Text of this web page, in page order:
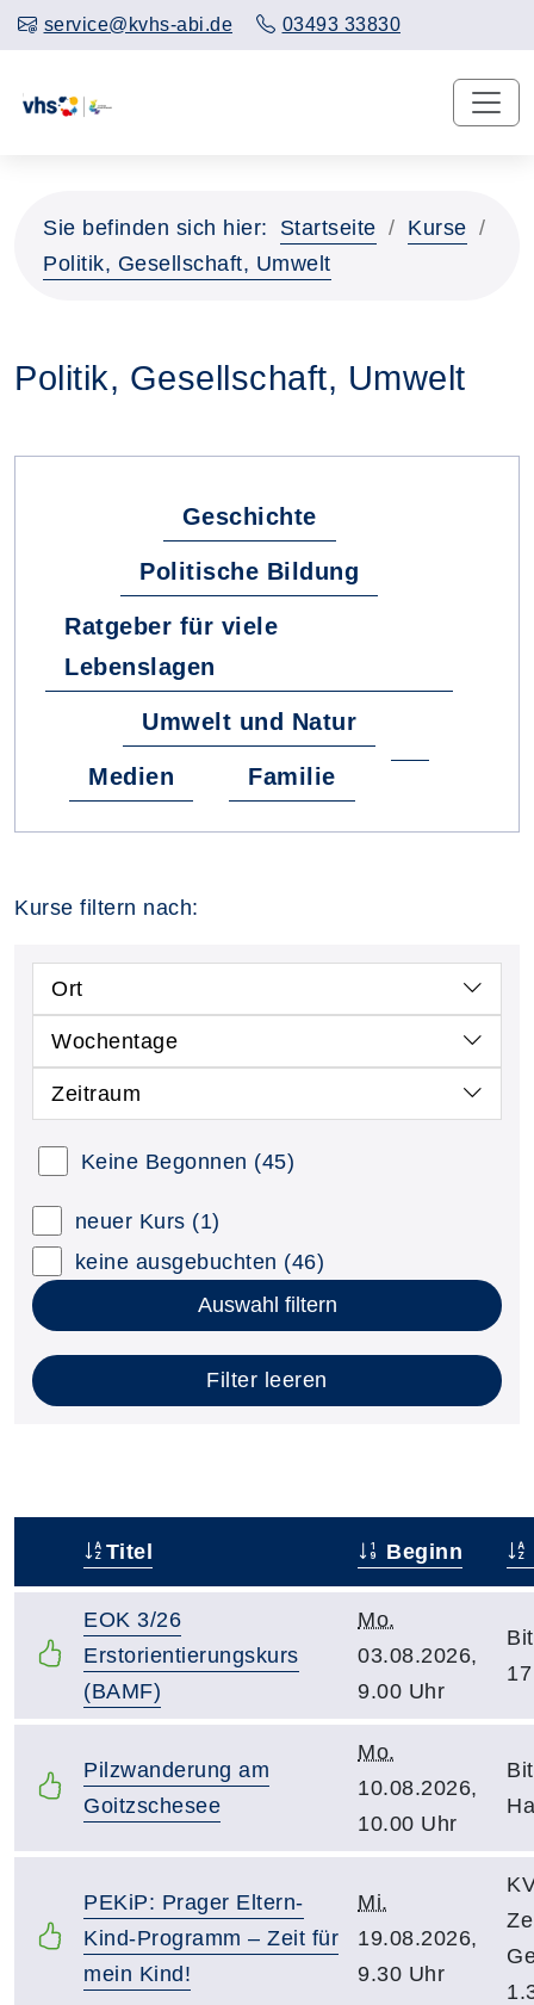
service@kvhs-abi.de 03493 33830
Sie befinden sich hier: Startseite
Kurse
Politik, Gesellschaft, Umwelt
Politik, Gesellschaft, Umwelt
Geschichte
Politische Bildung
Ratgeber für viele
Lebenslagen
Umwelt und Natur
Medien Familie
Kurse filtern nach:
Ort
Wochentage
Zeitraum
Keine Begonnen (45)
neuer Kurs (1)
keine ausgebuchten (46)
Auswahl filtern
Filter leeren
Titel Beginn
EOK 3/26
Erstorientierungskurs
(BAMF)
Mo.
03.08.2026,
9.00 Uhr
17
Pilzwanderung am
Goitzschesee
Mo.
10.08.2026,
10.00 Uhr
PEKiP: Prager Eltern-
Kind-Programm – Zeit für
mein Kind!
Mi.
19.08.2026,
9.30 Uhr